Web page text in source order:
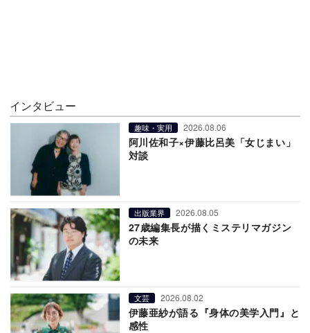
インタビュー
趣味・実用 2026.08.06
阿川佐和子×伊藤比呂美「女じまい」
対談
出版業界 2026.08.05
27歳編集長が描くミステリマガジン
の未来
文芸 2026.08.02
伊藤亜紗が語る『身体の美学入門』と
感性